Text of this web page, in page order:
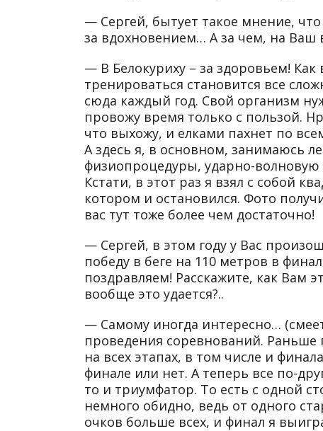
— Сергей, бытует такое мнение,
за вдохновением… А за чем, на Ваш
— В Белокуриху – за здоровьем!
тренироваться становится все
сюда каждый год. Свой организм
провожу время только с пользой.
что выхожу, и елками пахнет по
А здесь я, в основном, занимаюсь
физиопроцедуры, ударно-волновую
Кстати, в этот раз я взял с собой
котором и остановился. Фото
вас тут тоже более чем достаточно!
— Сергей, в этом году у Вас
победу в беге на 110 метров в
поздравляем! Расскажите, как Вам
вообще это удается?..
— Самому иногда интересно… (
проведения соревнований.
на всех этапах, в том числе и
финале или нет. А теперь все по-
то и триумфатор. То есть с одной
немного обидно, ведь от одного
очков больше всех, и финал я